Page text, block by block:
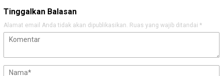
Tinggalkan Balasan
Alamat email Anda tidak akan dipublikasikan. Ruas yang wajib ditandai *